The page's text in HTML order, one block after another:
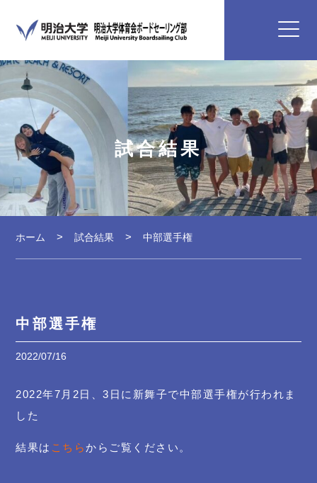
試合結果
ホーム 試合結果 中部選手権
中部選手権
2022/07/16
2022年7月2日、3日に新舞子で中部選手権が行われま
した
結果は こちらからご覧ください。